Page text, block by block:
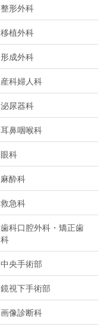
整形外科
移植外科
形成外科
産科婦人科
泌尿器科
耳鼻咽喉科
眼科
麻酔科
救急科
歯科口腔外科・矯正歯
科
中央手術部
鏡視下手術部
画像診断科